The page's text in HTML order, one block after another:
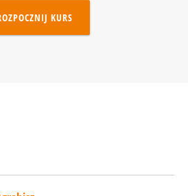
KURS